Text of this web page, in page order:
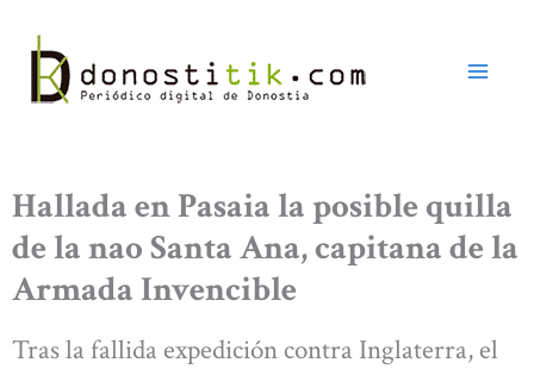
contenido
Hallada en Pasaia la posible quilla
de la nao Santa Ana, capitana de la
Armada Invencible
Tras la fallida expedición contra Inglaterra, el